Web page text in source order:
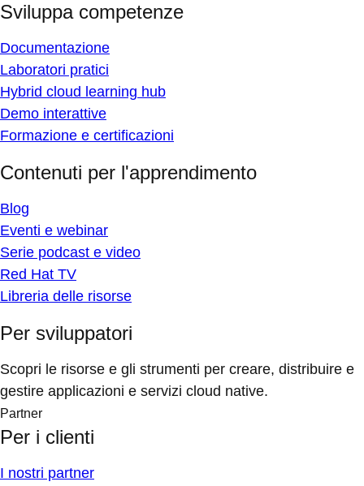
Sviluppa competenze
Documentazione
Laboratori pratici
Hybrid cloud learning hub
Demo interattive
Formazione e certificazioni
Contenuti per l'apprendimento
Blog
Eventi e webinar
Serie podcast e video
Red Hat TV
Libreria delle risorse
Per sviluppatori
Scopri le risorse e gli strumenti per creare, distribuire e
gestire applicazioni e servizi cloud native.
Partner
Per i clienti
I nostri partner